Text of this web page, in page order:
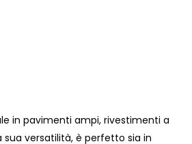
in pavimenti ampi, rivestimenti a
versatilità, è perfetto sia in